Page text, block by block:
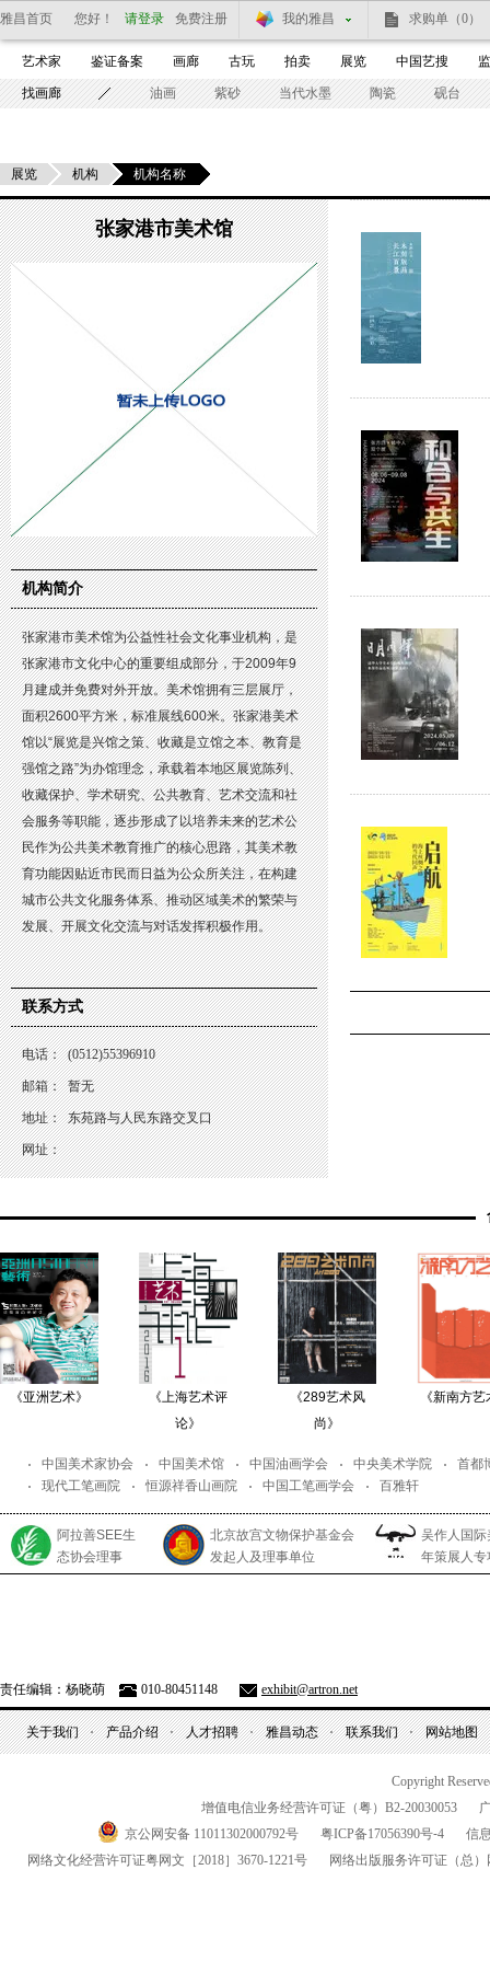
雅昌首页 您好！ 请登录 免费注册 我的雅昌 求购单 （0）
艺术家 鉴证备案 画廊 古玩 拍卖 展览 中国艺搜
找画廊 油画 紫砂 当代水墨 陶瓷 砚台
展览 机构 机构名称
张家港市美术馆
机构简介
张家港市美术馆为公益性社会文化事业机构，是
张家港市文化中心的重要组成部分，于2009年9
月建成并免费对外开放。美术馆拥有三层展厅，
面积2600平方米，标准展线600米。张家港美术
馆以“展览是兴馆之策、收藏是立馆之本、教育是
强馆之路”为办馆理念，承载着本地区展览陈列、
收藏保护、学术研究、公共教育、艺术交流和社
会服务等职能，逐步形成了以培养未来的艺术公
民作为公共美术教育推广的核心思路，其美术教
育功能因贴近市民而日益为公众所关注，在构建
城市公共文化服务体系、推动区域美术的繁荣与
发展、开展文化交流与对话发挥积极作用。
联系方式
电话： (0512)55396910
邮箱： 暂无
地址： 东苑路与人民东路交叉口
网址：
《亚洲艺术》
《上海艺术评
论》
《289艺术风
尚》
《新南方
中国美术家协会 中国美术馆 中国油画学会 中央美术学院
首都
现代工笔画院
恒源祥香山画院 中国工笔画学会 百雅轩
阿拉善SEE生
态协会理事
北京故宫文物保护基金会
发起人及理事单位
吴作人国
年策展人专
责任编辑：杨晓萌 010-80451148 exhibit@artron.net
关于我们 产品介绍 人才招聘 雅昌动态 联系我们 网站地图
Copyright
增值电信业务经营许可证（粤） B2-20030053
京公网安备 11011302000792号
粤ICP备17056390号-4
信
网络文化经营许可证粤网文 ［2018］3670-1221号 网络出版服务许可证 （总